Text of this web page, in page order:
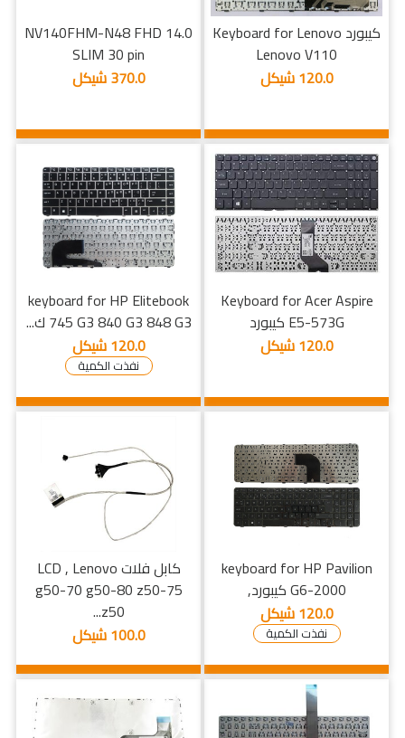
كيبورد Keyboard for Lenovo
Lenovo V110
120.0 شيكل
NV140FHM-N48 FHD 14.0
SLIM 30 pin
370.0 شيكل
Keyboard for Acer Aspire
E5-573G كيبورد
120.0 شيكل
keyboard for HP Elitebook
745 G3 840 G3 848 G3 ك...
120.0 شيكل
نفذت الكمية
keyboard for HP Pavilion
G6-2000 كيبورد,
120.0 شيكل
نفذت الكمية
كابل فلات LCD , Lenovo
g50-70 g50-80 z50-75
z50...
100.0 شيكل